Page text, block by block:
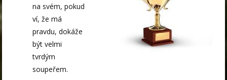
na svém, pokud
ví, že má
pravdu, dokáže
být velmi
tvrdým
soupeřem.